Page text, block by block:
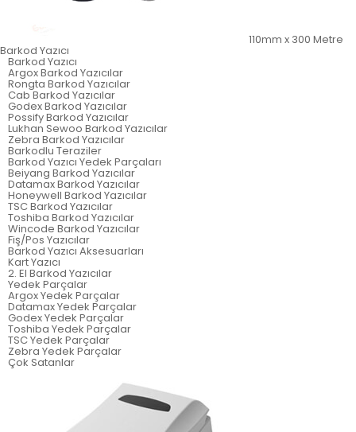
110mm x 300 Metre
Barkod Yazıcı
Barkod Yazıcı
Argox Barkod Yazıcılar
Rongta Barkod Yazıcılar
Cab Barkod Yazıcılar
Godex Barkod Yazıcılar
Possify Barkod Yazıcılar
Lukhan Sewoo Barkod Yazıcılar
Zebra Barkod Yazıcılar
Barkodlu Teraziler
Barkod Yazıcı Yedek Parçaları
Beiyang Barkod Yazıcılar
Datamax Barkod Yazıcılar
Honeywell Barkod Yazıcılar
TSC Barkod Yazıcılar
Toshiba Barkod Yazıcılar
Wincode Barkod Yazıcılar
Fiş/Pos Yazıcılar
Barkod Yazıcı Aksesuarları
Kart Yazıcı
2. El Barkod Yazıcılar
Yedek Parçalar
Argox Yedek Parçalar
Datamax Yedek Parçalar
Godex Yedek Parçalar
Toshiba Yedek Parçalar
TSC Yedek Parçalar
Zebra Yedek Parçalar
Çok Satanlar